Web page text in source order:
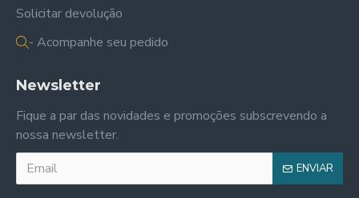
Solicitar devolução
- Acompanhe seu pedido
Newsletter
Fique a par das novidades e promoções subscrevendo a
nossa newsletter.
ENVIAR